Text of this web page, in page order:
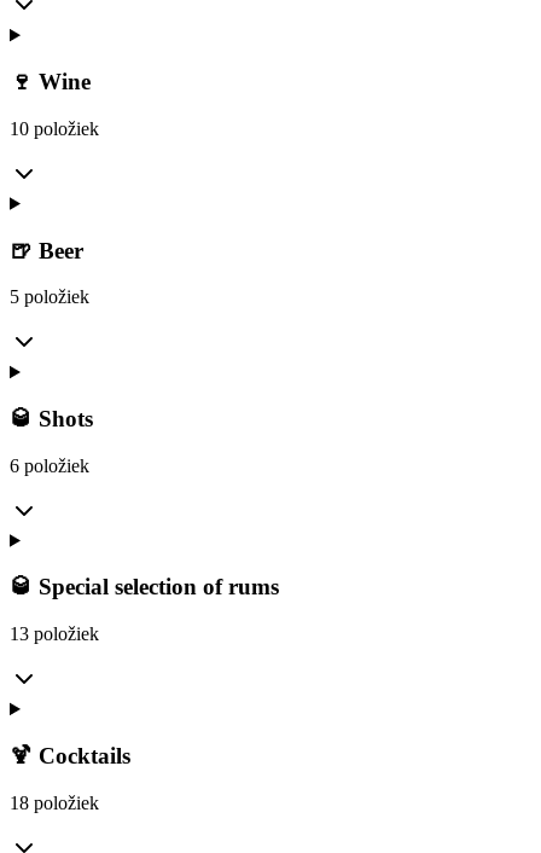
🍷 Wine
10 položiek
🍺 Beer
5 položiek
🥃 Shots
6 položiek
🥃 Special selection of rums
13 položiek
🍹 Cocktails
18 položiek